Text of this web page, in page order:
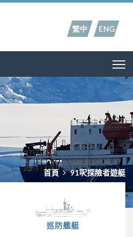
繁中 ENG
首頁 91呎探險者遊艇
巡防艦艇